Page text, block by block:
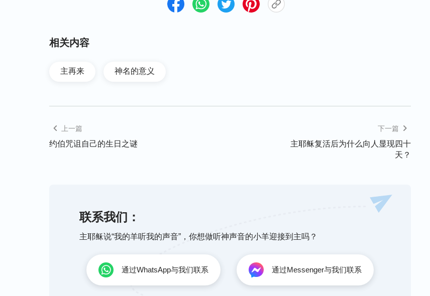
亚伯拉罕的神，以撒的神，雅各的神，打发我到你们这里来。”
神的名叫耶和华，开始敬拜耶和华，尊耶和华的名为圣，在耶和华神的带领下生活着。在马
与我们同在。）
’耶稣降生以后，医病赶鬼行了许多异能，又传讲
陈恩贵沉思片刻，说：“伟民说的有板有眼，听着很不一般啊！这确实和我以前的想法不
同，这么多年读圣经，我还真是没有把这些内容放在一起看过，今天这样一说，我才发现，
李慧娟露出喜悦的神色，说道：“爸，我也谈一下我的看法。罗马书11章34节，记载 ‘谁知
道主的心？谁做过他的谋士呢？’（罗11：34）这节经文说到主耶稣大有能力，满有智慧，
不论作什么事，都没有人能测透，也没有谁能做他的谋士，到底主再来时，会不会还叫‘耶
稣’，我们不知道，但是我们应该去寻求，不能轻易下断案。”
陈恩贵点点头。王桂芝问道：“那主再来，到底叫什么名字啊？”
相关内容
主再来 神名的意义
上一篇
约伯咒诅自己的生日之谜
下一篇
主耶稣复活后为什么向人显现四十
天？
联系我们：
主耶稣说“我的羊听我的声音”，你想做听神声音的小羊迎接到主吗？
通过WhatsApp与我们联系 通过Messenger与我们联系